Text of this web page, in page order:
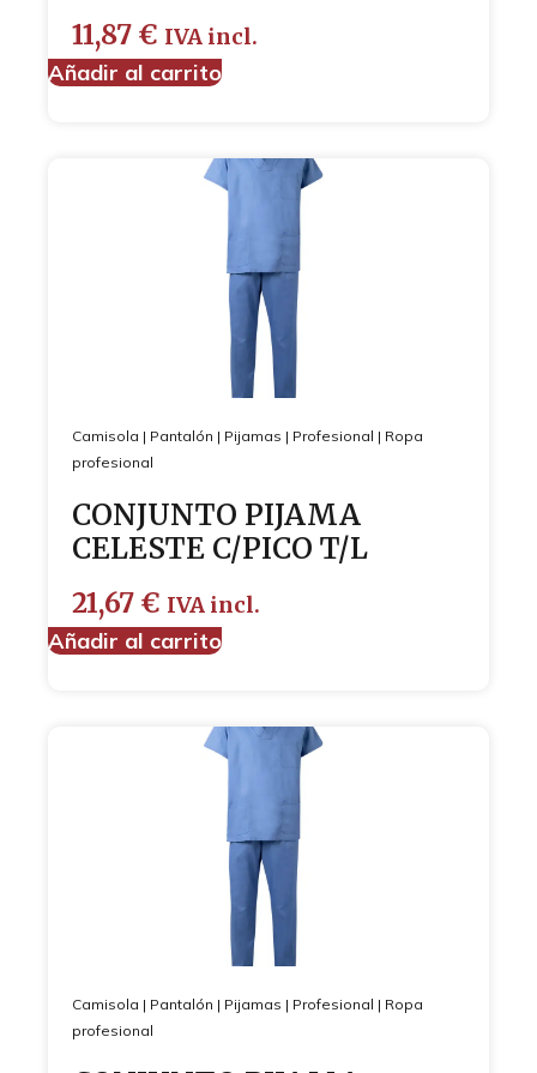
11,87 € IVA incl.
Añadir al carrito
Camisola | Pantalón | Pijamas | Profesional | Ropa
profesional
CONJUNTO PIJAMA
CELESTE C/PICO T/L
21,67 € IVA incl.
Añadir al carrito
Camisola | Pantalón | Pijamas | Profesional | Ropa
profesional